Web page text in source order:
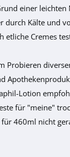
einer leichten
durch Kälte und
etliche Cremes
Probieren
Lotion
für "meine"
460ml nicht